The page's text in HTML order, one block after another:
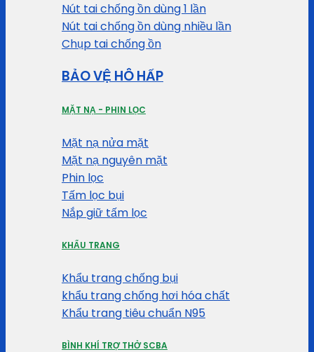
Nút tai chống ồn dùng 1 lần
Nút tai chống ồn dùng nhiều lần
Chụp tai chống ồn
BẢO VỆ HÔ HẤP
MẶT NẠ - PHIN LỌC
Mặt nạ nửa mặt
Mặt nạ nguyên mặt
Phin lọc
Tấm lọc bụi
Nắp giữ tấm lọc
KHẨU TRANG
Khẩu trang chống bụi
khẩu trang chống hơi hóa chất
Khẩu trang tiêu chuẩn N95
BÌNH KHÍ TRỢ THỞ SCBA